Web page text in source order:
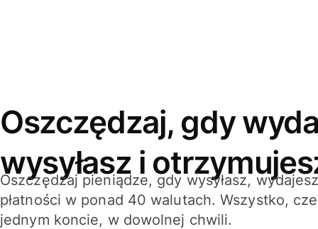
Oszczędzaj, gdy
wysyłasz i
Oszczędzaj pieniądze, gdy wysyłasz,
płatności w ponad 40 walutach. Wszystko,
jednym koncie, w dowolnej chwili.